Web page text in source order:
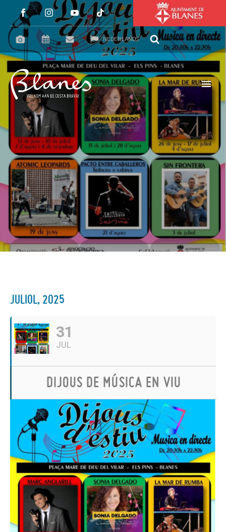
NEDERLANDS
JULIOL, 2025
31
JUL
DIJOUS DE MÚSICA EN VIU